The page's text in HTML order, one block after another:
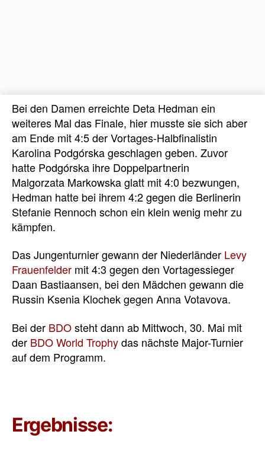
Bei den Damen erreichte Deta Hedman ein
weiteres Mal das Finale, hier musste sie sich aber
am Ende mit 4:5 der Vortages-Halbfinalistin
Karolina Podgórska geschlagen geben. Zuvor
hatte Podgórska ihre Doppelpartnerin
Malgorzata Markowska glatt mit 4:0 bezwungen,
Hedman hatte bei ihrem 4:2 gegen die Berlinerin
Stefanie Rennoch schon ein klein wenig mehr zu
kämpfen.
Das Jungenturnier gewann der Niederländer Levy
Frauenfelder mit 4:3 gegen den Vortagessieger
Daan Bastiaansen, bei den Mädchen gewann die
Russin Ksenia Klochek gegen Anna Votavova.
Bei der BDOsteht dann ab Mittwoch, 30. Mai mit
der BDO World Trophydas nächste Major-Turnier
auf dem Programm.
Ergebnisse: